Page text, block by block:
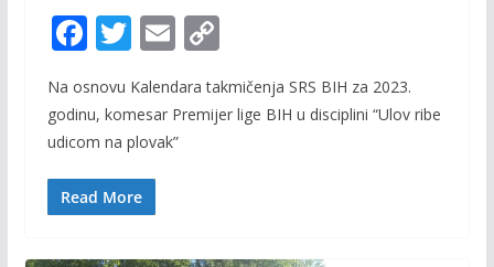
F
e
b
o
o
T
w
itt
er
E
m
ai
l
C
o
p
Na osnovu Kalendara takmičenja SRS BIH za 2023.
godinu, komesar Premijer lige BIH u disciplini “Ulov ribe
udicom na plovak”
Read More